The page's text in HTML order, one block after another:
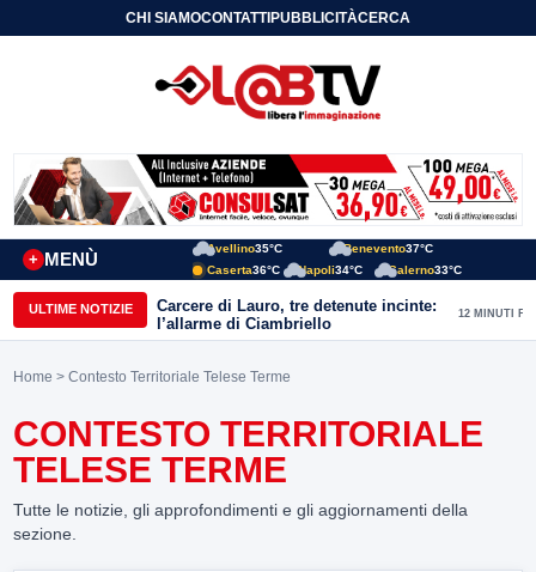
CHI SIAMOCONTATTIPUBBLICITÀCERCA
MENÙ
+
Avellino35°C Benevento37°C
Caserta36°C Napoli34°C Salerno33°C
ULTIME NOTIZIE
Carcere di Lauro, tre detenute incinte:
l’allarme di Ciambriello
12 MINUTI FA
Home > Contesto Territoriale Telese Terme
CONTESTO TERRITORIALE
TELESE TERME
Tutte le notizie, gli approfondimenti e gli aggiornamenti della
sezione.